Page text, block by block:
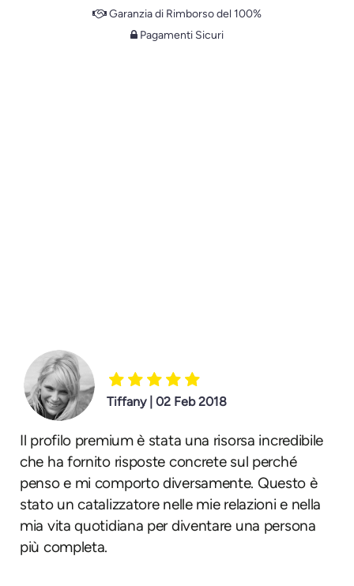
Garanzia di Rimborso del 100%
Pagamenti Sicuri
Tiffany | 02 Feb 2018
Il profilo premium è stata una risorsa incredibile
che ha fornito risposte concrete sul perché
penso e mi comporto diversamente. Questo è
stato un catalizzatore nelle mie relazioni e nella
mia vita quotidiana per diventare una persona
più completa.